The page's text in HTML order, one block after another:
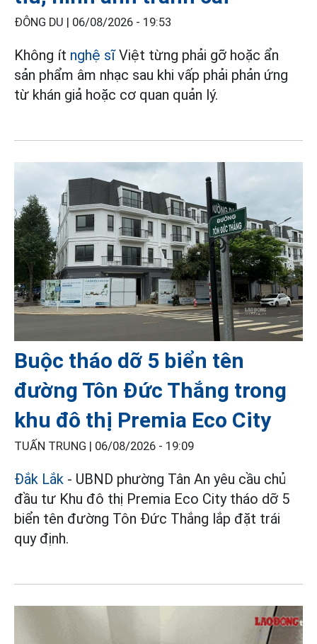
ĐÔNG DU | 06/08/2026 - 19:53
Không ít nghệ sĩViệt từng phải gỡ hoặc ẩn
sản phẩm âm nhạc sau khi vấp phải phản ứng
từ khán giả hoặc cơ quan quản lý.
Buộc tháo dỡ 5 biển tên
đường Tôn Đức Thắng trong
khu đô thị Premia Eco City
TUẤN TRUNG | 06/08/2026 - 19:09
Đắk Lắk - UBND phường Tân An yêu cầu chủ
đầu tư Khu đô thị Premia Eco City tháo dỡ 5
biển tên đường Tôn Đức Thắng lắp đặt trái
quy định.